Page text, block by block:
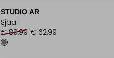
STUDIO AR
Sjaal
€ 89,99 € 62,99